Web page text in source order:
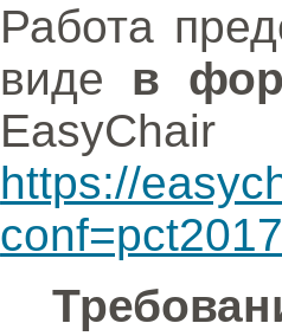
Работа
виде в
EasyChair
https://
conf=pct2017